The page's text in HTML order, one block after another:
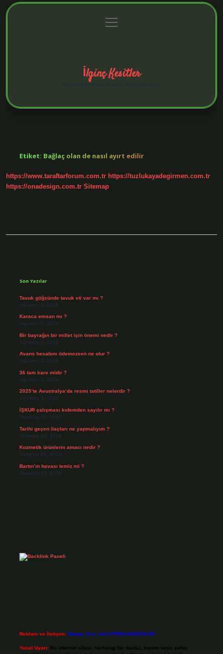
Gizlilik Politikası
menüyü
aç
İlginç Kesitler
Etiket: Bağlaç olan de nasıl ayırt edilir
https://www.taraftarforum.com.tr https://tuzlukayadegirmen.com.tr
https://onadesign.com.tr Sitemap
Son Yazılar
Tavuk göğsünde tavuk eti var mı ?
Ağustos 8, 2026
Karaca emsan mı ?
Ağustos 7, 2026
Bir bayrağın bir millet için önemi nedir ?
Ağustos 6, 2026
Avans hesabını ödemezsen ne olur ?
Ağustos 4, 2026
36 tam kare midir ?
Ağustos 3, 2026
2025’te Avustralya’da resmi tatiller nelerdir ?
Ağustos 3, 2026
İŞKUR çalışması kıdemden sayılır mı ?
Temmuz 30, 2026
Tarihi geçen ilaçları ne yapmalıyım ?
Temmuz 28, 2026
Kozmetik ürünlerin amacı nedir ?
Temmuz 26, 2026
Bartın’ın havası temiz mi ?
Temmuz 25, 2026
Reklam ve İletişim: Skype: live:.cid.575569c608265c69
Yasal Uyarı: Bu internet sitesi, herhangi bir marka, kurum veya şahıs